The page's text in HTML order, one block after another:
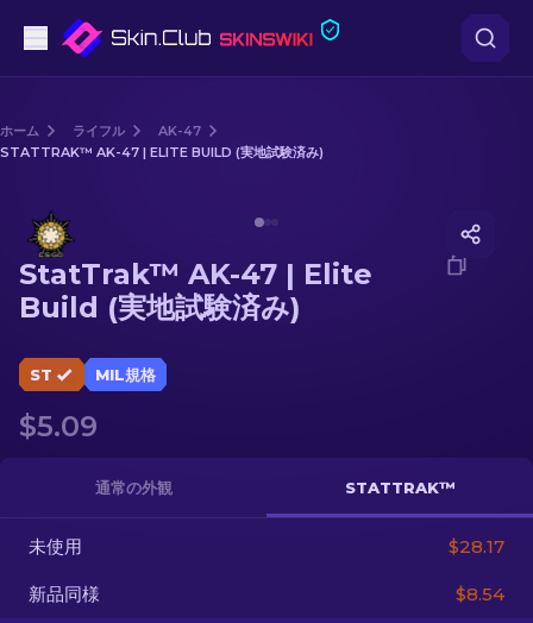
中級
スナイパーライフル
グローブ
JA
ホーム ライフル
AK-47
STATTRAK™ AK-47 | ELITE BUILD (実地試験済み)
StatTrak™ AK-47 | Elite
Build (実地試験済み)
ST MIL規格
$5.09
通常の外観 STATTRAK™
未使用 $28.17
新品同様 $8.54